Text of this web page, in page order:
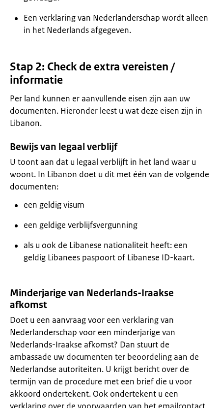
Een verklaring van Nederlanderschap wordt alleen
in het Nederlands afgegeven.
Stap 2: Check de extra vereisten /
informatie
Per land kunnen er aanvullende eisen zijn aan uw
documenten. Hieronder leest u wat deze eisen zijn in
Libanon.
Bewijs van legaal verblijf
U toont aan dat u legaal verblijft in het land waar u
woont. In Libanon doet u dit met één van de volgende
documenten:
een geldig visum
een geldige verblijfsvergunning
als u ook de Libanese nationaliteit heeft: een
geldig Libanees paspoort of Libanese ID-kaart.
Minderjarige van Nederlands-Iraakse
afkomst
Doet u een aanvraag voor een verklaring van
Nederlanderschap voor een minderjarige van
Nederlands-Iraakse afkomst? Dan stuurt de
ambassade uw documenten ter beoordeling aan de
Nederlandse autoriteiten. U krijgt bericht over de
termijn van de procedure met een brief die u voor
akkoord ondertekent. Ook ondertekent u een